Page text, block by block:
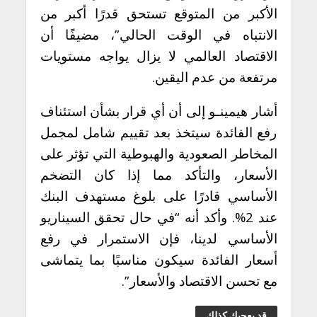
الأكبر من المتوقع تستحق قدرًا أكبر من
الانتباه في الوقت الحالي”، مضيفًا أن
الاقتصاد العالمي لا يزال يواجه مستويات
مرتفعة من عدم اليقين.
أشار هيمينـو إلى أن أي قرار بشأن استئناف
رفع الفائدة سيتخذ بعد تقييم شامل لمجمل
المخاطر الصعودية والهبوطية التي تؤثر على
الأسعار، والتأكد مما إذا كان التضخم
الأساسي قادرًا على بلوغ مستهدف البنك
عند 2%. وأكد أنه “في حال تحقق السيناريو
الأساسي لدينا، فإن الاستمرار في رفع
أسعار الفائدة سيكون مناسبًا بما يتماشى
مع تحسن الاقتصاد والأسعار”.